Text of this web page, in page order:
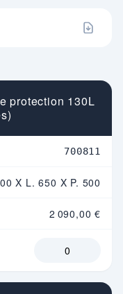
protection 130L
700811
X L. 650 X P. 500
2 090,00 €